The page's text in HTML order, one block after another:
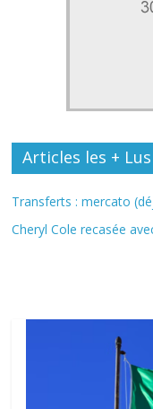
Articles les + Lus
Transferts : mercato
Cheryl Cole recasée